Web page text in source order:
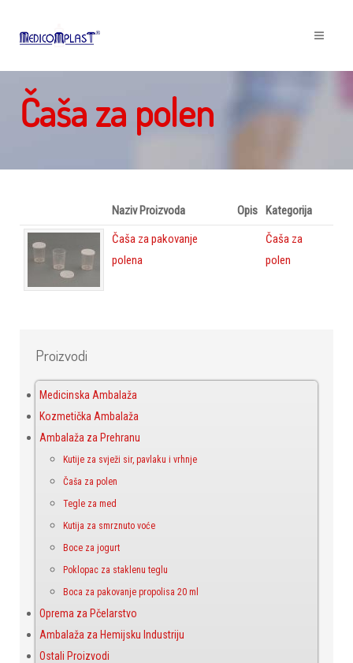
Čaša za polen
Naziv Proizvoda Opis
Kategorija
Čaša za pakovanje
polena
Čaša za
polen
Proizvodi
Medicinska Ambalaža
Kozmetička Ambalaža
Ambalaža za Prehranu
Kutije za svježi sir, pavlaku i vrhnje
Čaša za polen
Tegle za med
Kutija za smrznuto voće
Boce za jogurt
Poklopac za staklenu teglu
Boca za pakovanje propolisa 20 ml
Oprema za Pčelarstvo
Ambalaža za Hemijsku Industriju
Ostali Proizvodi